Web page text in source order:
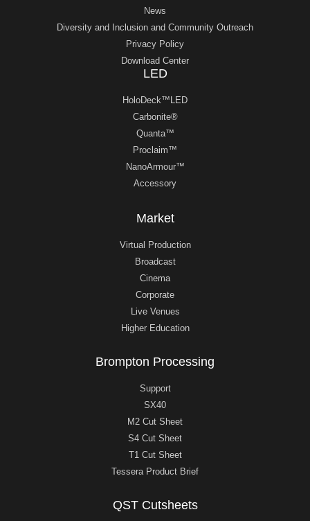
News
Diversity and Inclusion and Community Outreach
Privacy Policy
Download Center
LED
HoloDeck™LED
Carbonite®
Quanta™
Proclaim™
NanoArmour™
Accessory
Market
Virtual Production
Broadcast
Cinema
Corporate
Live Venues
Higher Education
Brompton Processing
Support
SX40
M2 Cut Sheet
S4 Cut Sheet
T1 Cut Sheet
Tessera Product Brief
QST Cutsheets